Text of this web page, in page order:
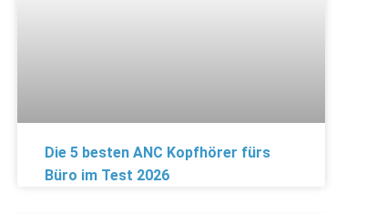
Die 5 besten ANC Kopfhörer fürs
Büro im Test 2026